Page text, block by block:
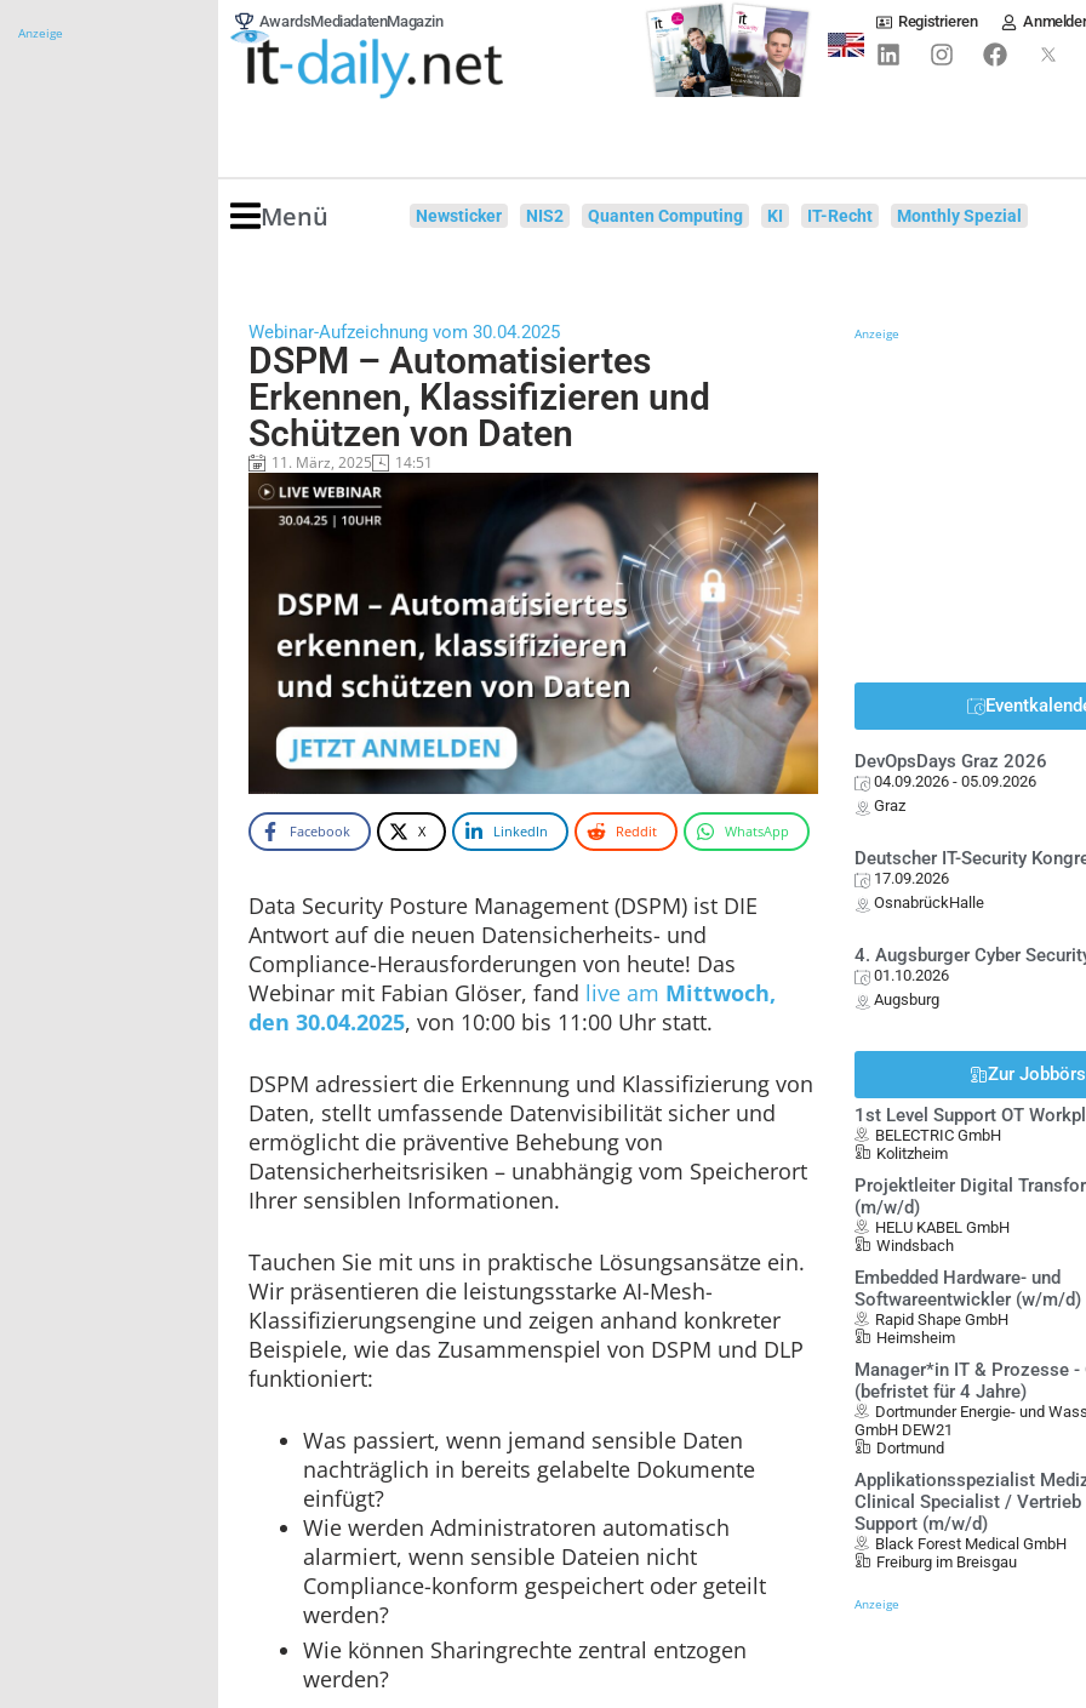
Anzeige
AwardsMediadatenMagazin Registrieren
Menü Newsticker NIS2 Quanten Computing KI IT-Recht Monthly Spezial
Webinar-Aufzeichnung vom 30.04.2025
DSPM – Automatisiertes
Erkennen, Klassifizieren und
Schützen von Daten
11. März, 2025 14:51
Facebook X LinkedIn Reddit WhatsApp
Data Security Posture Management (DSPM) ist DIE
Antwort auf die neuen Datensicherheits- und
Compliance-Herausforderungen von heute! Das
Webinar mit Fabian Glöser, fand live am Mittwoch,
den 30.04.2025, von 10:00 bis 11:00 Uhr statt.
DSPM adressiert die Erkennung und Klassifizierung von
Daten, stellt umfassende Datenvisibilität sicher und
ermöglicht die präventive Behebung von
Datensicherheitsrisiken – unabhängig vom Speicherort
Ihrer sensiblen Informationen.
Tauchen Sie mit uns in praktische Lösungsansätze ein.
Wir präsentieren die leistungsstarke AI-Mesh-
Klassifizierungsengine und zeigen anhand konkreter
Beispiele, wie das Zusammenspiel von DSPM und DLP
funktioniert:
Was passiert, wenn jemand sensible Daten
nachträglich in bereits gelabelte Dokumente
einfügt?
Wie werden Administratoren automatisch
alarmiert, wenn sensible Dateien nicht
Compliance-konform gespeichert oder geteilt
werden?
Wie können Sharingrechte zentral entzogen
werden?
Anzeige
DevOpsDays Graz 2026
04.09.2026 - 05.09.2026
Graz
Deutscher IT-Security
17.09.2026
OsnabrückHalle
4. Augsburger Cyber
01.10.2026
Augsburg
Zur
1st Level Support OT
BELECTRIC GmbH
Kolitzheim
Projektleiter Digital
(m/w/d)
HELU KABEL GmbH
Windsbach
Embedded Hardware- und
Softwareentwickler (w/m/d)
Rapid Shape GmbH
Heimsheim
Manager*in IT & Prozesse -
(befristet für 4 Jahre)
Dortmunder Energie- und
GmbH DEW21
Dortmund
Applikationsspezialist
Clinical Specialist / Vertrieb
Support (m/w/d)
Black Forest Medical GmbH
Freiburg im Breisgau
Anzeige